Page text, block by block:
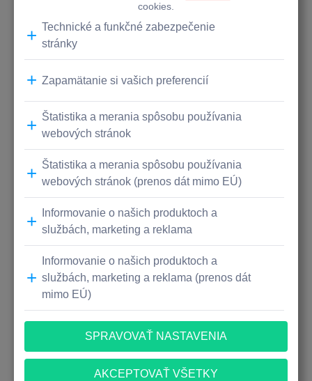
,,Drahí priatelia umenia,
tento rok to už bude po 25. raz, keď udelíme Ceny
Nadácie Tatra banky za umenie. V tomto
umenie, kultúra, ale aj celá spoločnosť prežívame ťažké
časy, to považujeme za ešte dôležitejšie ako kedykoľvek
predtým. Preto sme v Nadácii Tatra banky prijali
rozhodnutie, že tento rok finančne odmeníme nielen
víťazov, ale aj všetkých nominovaných
v kategórii Hlavná cena. Verím, že aj takto pomôžeme
umeleckej obci prejsť touto dobou. Osobne cítim, že
uvedomujeme si, ako neuveriteľne nám chýba kontakt
so živým umením. Veľmi sa už teším na čas, keď budem
môcť ísť na koncert, divadelnú premiéru, krásnu vernisáž,
dizajnovú výstavu, do kina na nový slovenský film alebo
autorskú čítačku dobrej knihy. Lebo umenie má najkrajší
a najväčší zmysel vtedy, keď je medzi ľuďmi.“
Michal Liday, predseda Správnej rady Nadácie Tatra banky
Všetky nominácie umelcov si môžete pozrieť tu.